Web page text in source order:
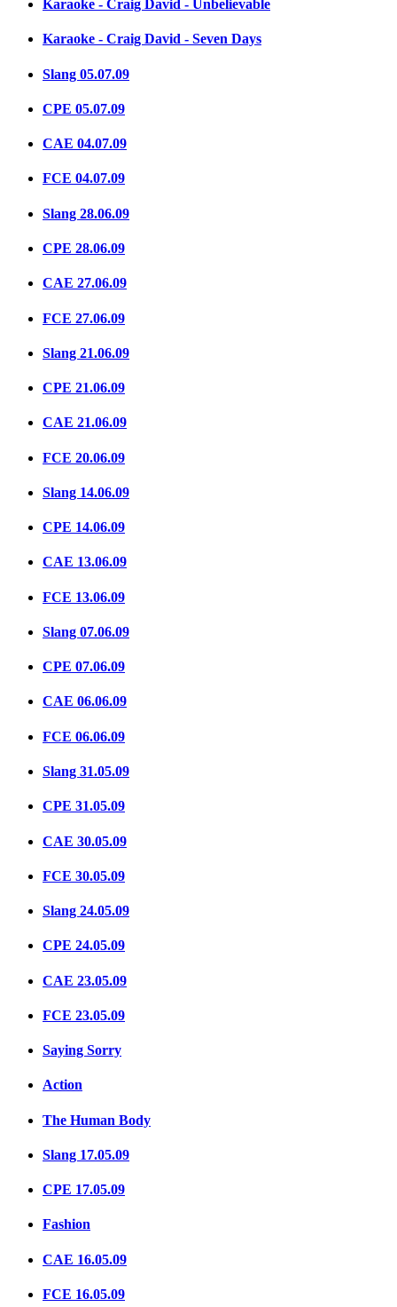
Karaoke - Craig David - Unbelievable
Karaoke - Craig David - Seven Days
Slang 05.07.09
CPE 05.07.09
CAE 04.07.09
FCE 04.07.09
Slang 28.06.09
CPE 28.06.09
CAE 27.06.09
FCE 27.06.09
Slang 21.06.09
CPE 21.06.09
CAE 21.06.09
FCE 20.06.09
Slang 14.06.09
CPE 14.06.09
CAE 13.06.09
FCE 13.06.09
Slang 07.06.09
CPE 07.06.09
CAE 06.06.09
FCE 06.06.09
Slang 31.05.09
CPE 31.05.09
CAE 30.05.09
FCE 30.05.09
Slang 24.05.09
CPE 24.05.09
CAE 23.05.09
FCE 23.05.09
Saying Sorry
Action
The Human Body
Slang 17.05.09
CPE 17.05.09
Fashion
CAE 16.05.09
FCE 16.05.09